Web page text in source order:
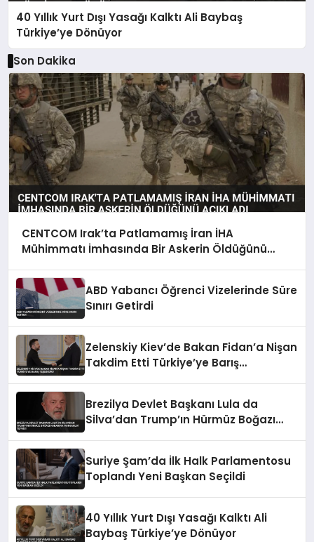
40 Yıllık Yurt Dışı Yasağı Kalktı Ali Baybaş
Türkiye’ye Dönüyor
Son Dakika
CENTCOM Irak’ta Patlamamış İran İHA
Mühimmatı İmhasında Bir Askerin Öldüğünü
ABD Yabancı Öğrenci Vizelerinde Süre
Sınırı Getirdi
Zelenskiy Kiev’de Bakan Fidan’a Nişan
Takdim Etti Türkiye’ye Barış
Brezilya Devlet Başkanı Lula da
Silva’dan Trump’ın Hürmüz Boğazı
Suriye Şam’da İlk Halk Parlamentosu
Toplandı Yeni Başkan Seçildi
40 Yıllık Yurt Dışı Yasağı Kalktı Ali
Baybaş Türkiye’ye Dönüyor